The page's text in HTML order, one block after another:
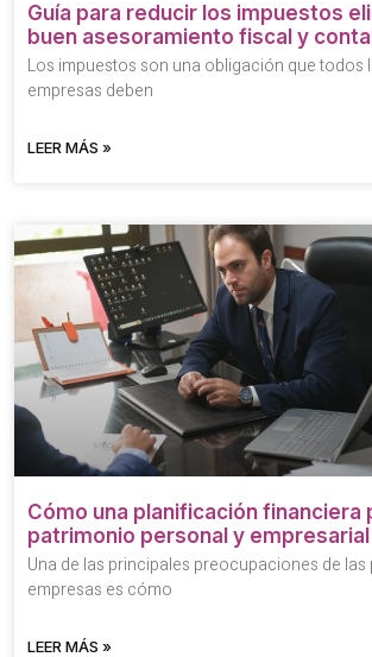
Guía para reducir los impuestos
buen asesoramiento fiscal y
Los impuestos son una obligación que todos
empresas deben
LEER MÁS »
Cómo una planificación financiera
patrimonio personal y empresarial
Una de las principales preocupaciones de las
empresas es cómo
LEER MÁS »